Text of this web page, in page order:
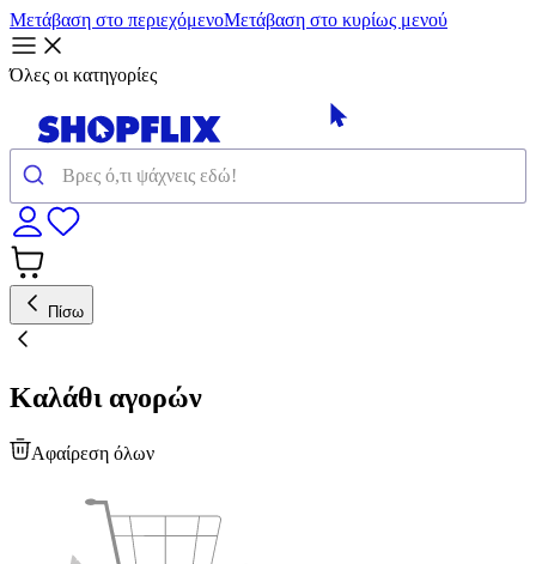
Μετάβαση στο περιεχόμενοΜετάβαση στο κυρίως μενού
Όλες οι κατηγορίες
Πίσω
Καλάθι αγορών
Αφαίρεση όλων